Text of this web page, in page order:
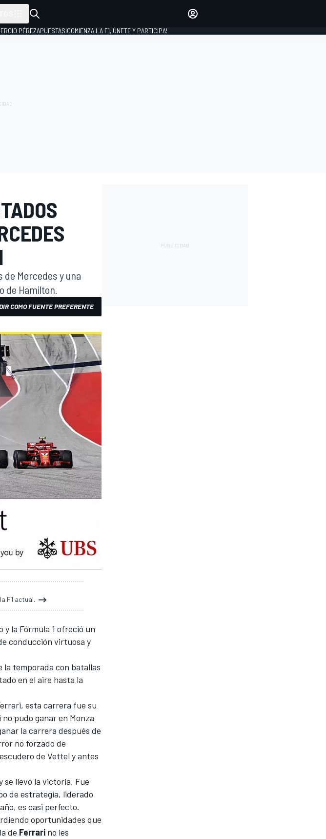
INICIAR SESIÓN
PÉREZAPUESTAS¡COMIENZA LA F1, ÚNETE Y PARTICIPA!
Mercedes y una
Hamilton.
COMO FUENTE PREFERENTE
F1 actual.
y la Fórmula 1 ofreció un
conducción virtuosa y
la temporada con batallas
en el aire hasta la
esta carrera fue su
pudo ganar en Monza
la carrera después de
no forzado de
de Vettel y antes
se llevó la victoria. Fue
de estrategia, liderado
es casi perfecto.
oportunidades que
de Ferrari no les